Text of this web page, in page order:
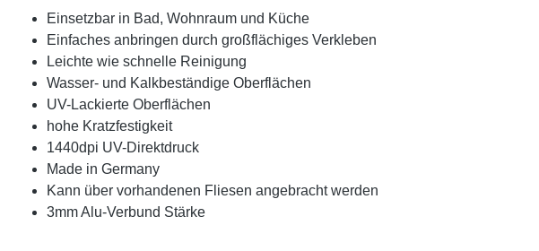
Einsetzbar in Bad, Wohnraum und Küche
Einfaches anbringen durch großflächiges Verkleben
Leichte wie schnelle Reinigung
Wasser- und Kalkbeständige Oberflächen
UV-Lackierte Oberflächen
hohe Kratzfestigkeit
1440dpi UV-Direktdruck
Made in Germany
Kann über vorhandenen Fliesen angebracht werden
3mm Alu-Verbund Stärke